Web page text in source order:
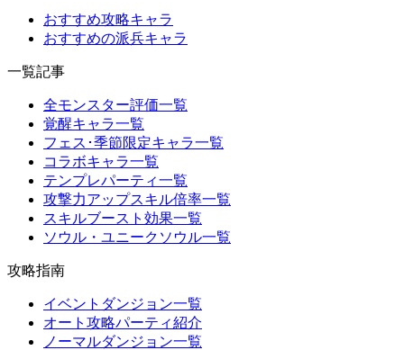
おすすめ攻略キャラ
おすすめの派兵キャラ
一覧記事
全モンスター評価一覧
覚醒キャラ一覧
フェス･季節限定キャラ一覧
コラボキャラ一覧
テンプレパーティ一覧
攻撃力アップスキル倍率一覧
スキルブースト効果一覧
ソウル・ユニークソウル一覧
攻略指南
イベントダンジョン一覧
オート攻略パーティ紹介
ノーマルダンジョン一覧